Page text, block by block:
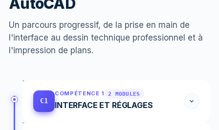
Un parcours progressif, de la prise en main de
l'interface au dessin technique professionnel et à
l'impression de plans.
C1
COMPÉTENCE 1 2 MODULES
INTERFACE ET RÉGLAGES